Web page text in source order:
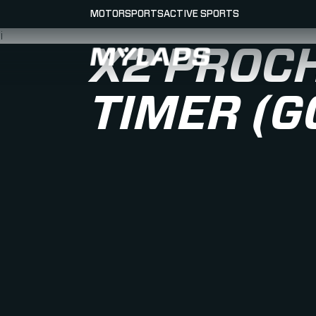
LOGO MYLAPS - ESPANA
MOTORSPORTSACTIVE SPORTS
¡
X2
TIMER